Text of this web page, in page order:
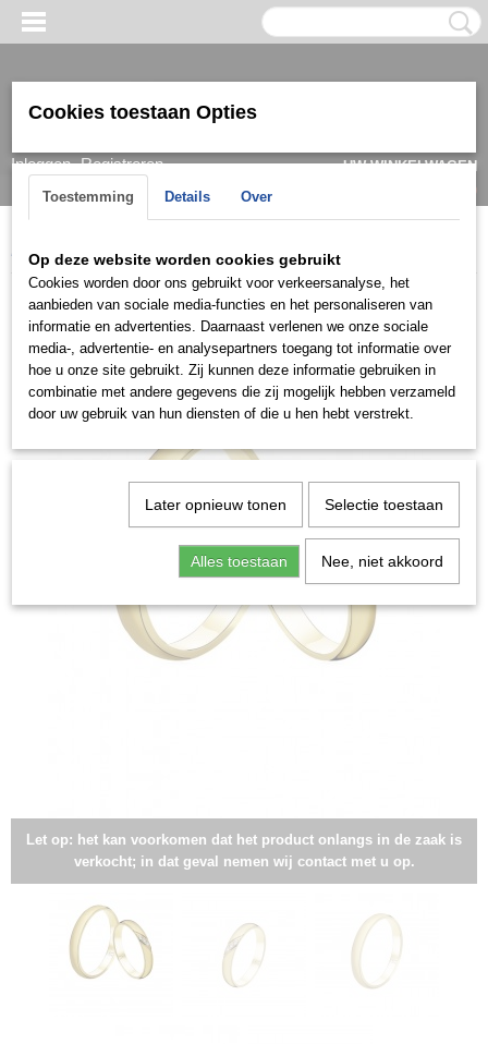
Inloggen Registreren
UW WINKELWAGEN
(0)
Home > > Trouwringen / Wedding DE collectie
Let op: het kan voorkomen dat het product onlangs in de zaak is
verkocht; in dat geval nemen wij contact met u op.
Cookies toestaan Opties
Toestemming Details Over
Op deze website worden cookies gebruikt
Cookies worden door ons gebruikt voor verkeersanalyse, het
aanbieden van sociale media-functies en het personaliseren van
informatie en advertenties. Daarnaast verlenen we onze sociale
media-, advertentie- en analysepartners toegang tot informatie over
hoe u onze site gebruikt. Zij kunnen deze informatie gebruiken in
combinatie met andere gegevens die zij mogelijk hebben verzameld
door uw gebruik van hun diensten of die u hen hebt verstrekt.
Later opnieuw tonen Selectie toestaan
Alles toestaan Nee, niet akkoord